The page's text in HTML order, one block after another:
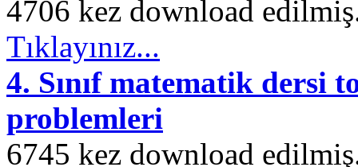
4706 kez download
Tıklayınız...
4. Sınıf matematik dersi
problemleri
6745 kez download